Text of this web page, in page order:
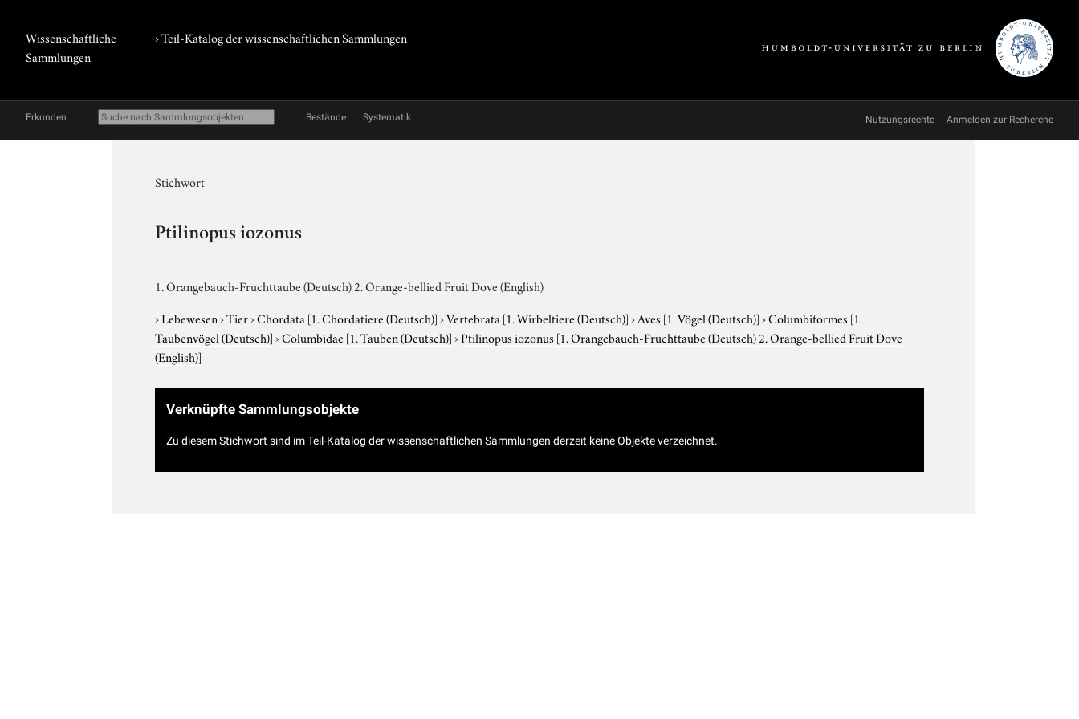
Wissenschaftliche
Sammlungen
› Teil-Katalog der wissenschaftlichen Sammlungen
Erkunden Bestände Systematik Nutzungsrechte Anmelden zur Recherche
Stichwort
Ptilinopus iozonus
1. Orangebauch-Fruchttaube (Deutsch) 2. Orange-bellied Fruit Dove (English)
›Lebewesen›Tier›Chordata [1. Chordatiere (Deutsch)]›Vertebrata [1. Wirbeltiere (Deutsch)]›Aves [1. Vögel (Deutsch)]›Columbiformes [1.
Taubenvögel (Deutsch)]›Columbidae [1. Tauben (Deutsch)]›Ptilinopus iozonus [1. Orangebauch-Fruchttaube (Deutsch) 2. Orange-bellied Fruit Dove
(English)]
Verknüpfte Sammlungsobjekte
Zu diesem Stichwort sind im Teil-Katalog der wissenschaftlichen Sammlungen derzeit keine Objekte verzeichnet.